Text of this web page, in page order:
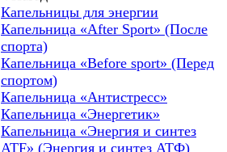
Капельницы для энергии
Капельница «After Sport» (После
спорта)
Капельница «Before sport» (Перед
спортом)
Капельница «Антистресс»
Капельница «Энергетик»
Капельница «Энергия и синтез
ATF» (Энергия и синтез АТФ)